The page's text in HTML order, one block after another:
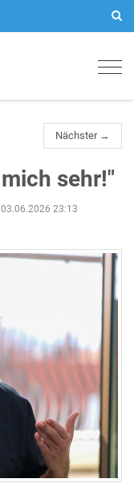
Nächster →
sehr!"
03.06.2026 23:13